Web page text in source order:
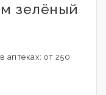
зелёный
аптеках: от 250